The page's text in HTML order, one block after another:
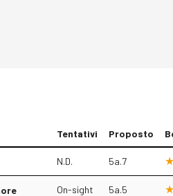
Tentativi Proposto
N.D. 5a.7
On-sight 5a.5